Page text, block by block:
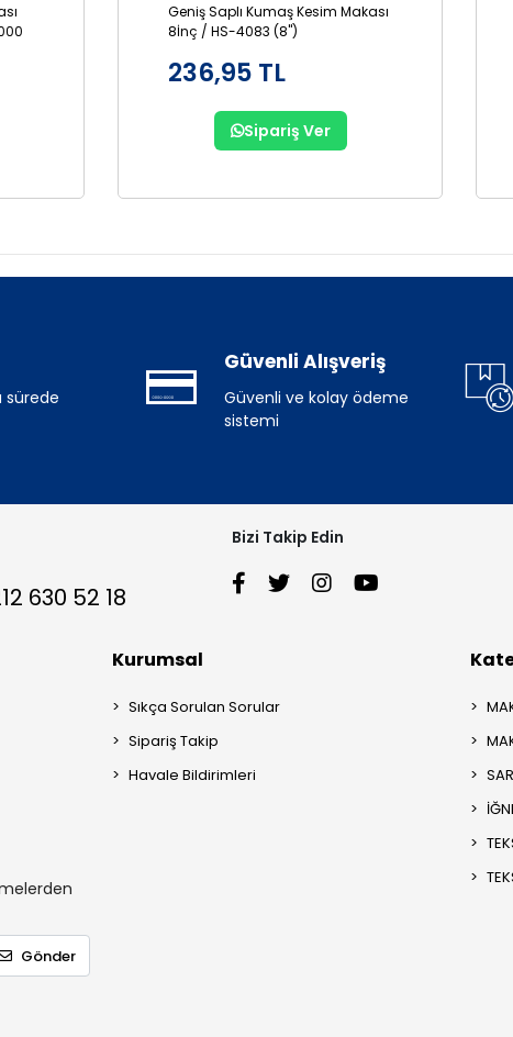
Geniş Saplı Kumaş Kesim Makası
8İnç / HS-4083 (8")
236,95 TL
Sipariş Ver
sürede
Güvenli Alışveriş
Güvenli ve kolay ödeme
sistemi
630 52 18
Bizi Takip Edin
Gönder
Kurumsal
Sıkça Sorulan Sorular
Sipariş Takip
Havale Bildirimleri